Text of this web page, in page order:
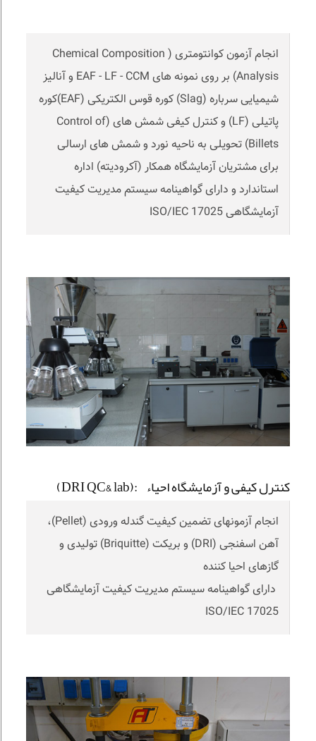
انجام آزمون کوانتومتری (Chemical Composition
Analysis) بر روی نمونه های EAF - LF - CCM و آنالیز
شیمیایی سرباره (Slag) کوره قوس الکتریکی (EAF)کوره
پاتیلی (LF) و کنترل کیفی شمش های (Control of
Billets) تحویلی به ناحیه نورد و شمش های ارسالی
برای مشتریان آزمایشگاه همکار (آکرودیته) اداره
استاندارد و دارای گواهینامه سیستم مدیریت کیفیت
آزمایشگاهی ISO/IEC 17025
کنترل کیفی و آزمایشگاه احیاء :(DRI QC& lab)
انجام آزمونهای تضمین کیفیت گندله ورودی (Pellet)،
آهن اسفنجی (DRI) و بریکت (Briquitte) تولیدی و
گازهای احیا کننده
دارای گواهینامه سیستم مدیریت کیفیت آزمایشگاهی
ISO/IEC 17025